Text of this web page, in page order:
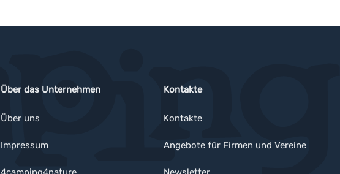
Über das Unternehmen
Über uns
Impressum
Kontakte
Kontakte
Angebote für Firmen und Vereine